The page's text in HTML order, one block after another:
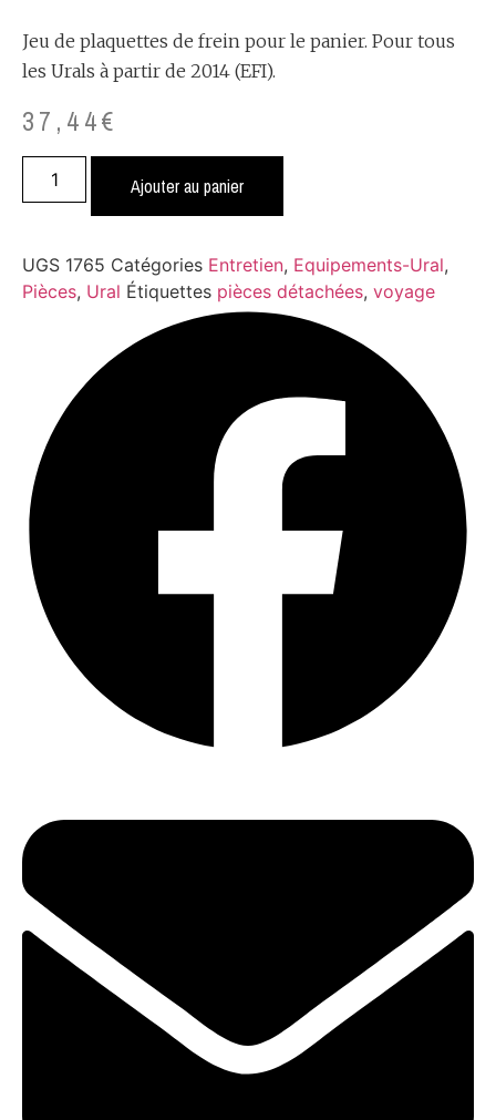
Jeu de plaquettes de frein pour le panier. Pour tous
les Urals à partir de 2014 (EFI).
37,44€
quantité
Plaquettes
Ural
pour
panier
Ajouter au panier
UGS 1765 Catégories Entretien, Equipements-Ural,
Pièces, Ural Étiquettes pièces détachées, voyage